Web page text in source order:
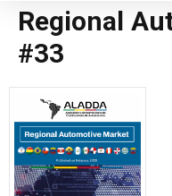
Regional
#33